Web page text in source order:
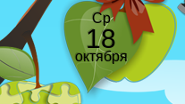
Ср
18
октября